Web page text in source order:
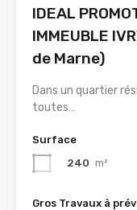
IDEAL
IMMEUBLE
de Marne)
Dans un quartier
toutes…
Surface
240 m²
Gros Travaux à